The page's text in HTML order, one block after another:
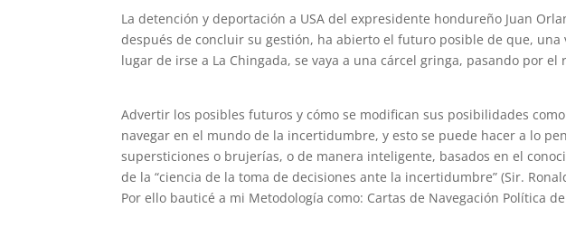
La detención y deportación a USA del expresidente hondureño Juan
después de concluir su gestión, ha abierto el futuro posible de que,
lugar de irse a La Chingada, se vaya a una cárcel gringa, pasando por
Advertir los posibles futuros y cómo se modifican sus posibilidades
navegar en el mundo de la incertidumbre, y esto se puede hacer a lo
supersticiones o brujerías, o de manera inteligente, basados en el
de la “ciencia de la toma de decisiones ante la incertidumbre” (Sir.
Por ello bauticé a mi Metodología como: Cartas de Navegación Política de